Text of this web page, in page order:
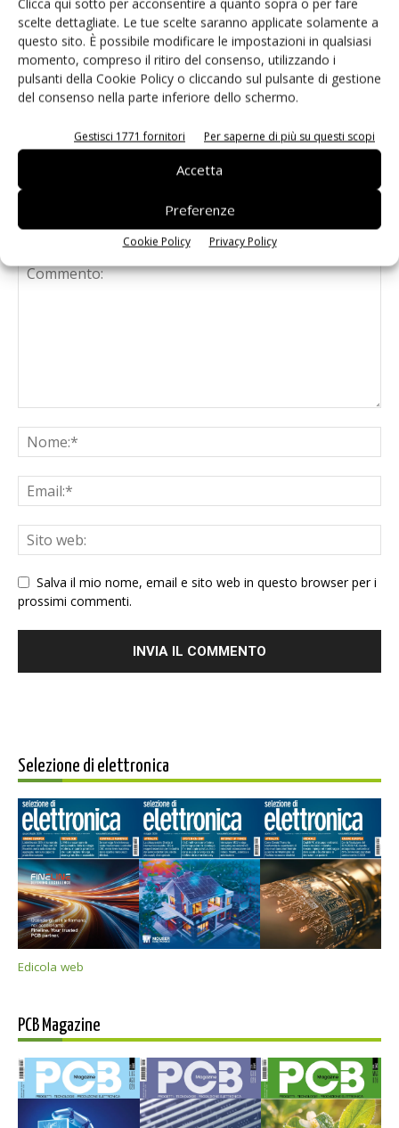
Clicca qui sotto per acconsentire a quanto sopra o per fare
scelte dettagliate. Le tue scelte saranno applicate solamente a
questo sito. È possibile modificare le impostazioni in qualsiasi
momento, compreso il ritiro del consenso, utilizzando i
pulsanti della Cookie Policy o cliccando sul pulsante di gestione
del consenso nella parte inferiore dello schermo.
Gestisci 1771 fornitori Per saperne di più su questi scopi
Accetta
Preferenze
Cookie Policy Privacy Policy
Italfimet apre il quarto stabilimento:
una sede dedicata all’elettronica per
la galvanica
Flussanti a base d’acqua per battere
la crisi
Salva il mio nome, email e sito web in questo browser per i
prossimi commenti.
Selezione di elettronica
Edicola web
PCB Magazine